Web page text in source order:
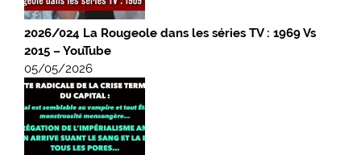
2026/024 La Rougeole dans les séries TV : 1969 Vs
2015 – YouTube
05/05/2026